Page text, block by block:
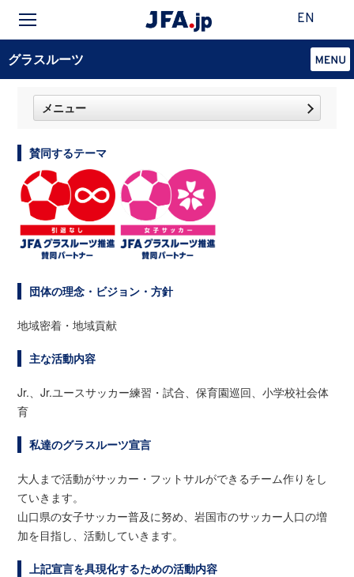
EN
グラスルーツ
メニュー
賛同するテーマ
団体の理念・ビジョン・方針
地域密着・地域貢献
主な活動内容
Jr.、Jr.ユースサッカー練習・試合、保育園巡回、小学校社会体
育
私達のグラスルーツ宣言
大人まで活動がサッカー・フットサルができるチーム作りをし
ていきます。
山口県の女子サッカー普及に努め、岩国市のサッカー人口の増
加を目指し、活動していきます。
上記宣言を具現化するための活動内容